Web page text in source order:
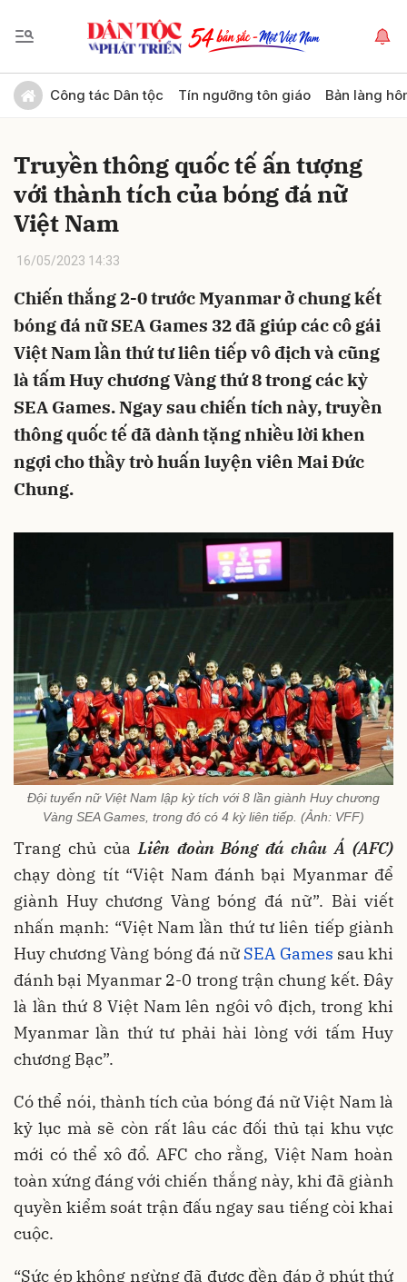
Công tác Dân tộc Tín ngưỡng tôn giáo Bản làng
Truyền thông quốc tế ấn tượng
với thành tích của bóng đá nữ
Việt Nam
16/05/2023 14:33
Chiến thắng 2-0 trước Myanmar ở chung kết
bóng đá nữ SEA Games 32 đã giúp các cô gái
Việt Nam lần thứ tư liên tiếp vô địch và cũng
là tấm Huy chương Vàng thứ 8 trong các kỳ
SEA Games. Ngay sau chiến tích này, truyền
thông quốc tế đã dành tặng nhiều lời khen
ngợi cho thầy trò huấn luyện viên Mai Đức
Chung.
Đội tuyển nữ Việt Nam lập kỳ tích với 8 lần giành Huy chương
Vàng SEA Games, trong đó có 4 kỳ liên tiếp. (Ảnh: VFF)
Trang chủ củaLiên đoàn Bóng đá châu Á (AFC)
chạy dòng tít “Việt Nam đánh bại Myanmar để
giành Huy chương Vàng bóng đá nữ”. Bài viết
nhấn mạnh: “Việt Nam lần thứ tư liên tiếp giành
Huy chương Vàng bóng đá nữ SEA Games sau khi
đánh bại Myanmar 2-0 trong trận chung kết. Đây
là lần thứ 8 Việt Nam lên ngôi vô địch, trong khi
Myanmar lần thứ tư phải hài lòng với tấm Huy
chương Bạc”.
Có thể nói, thành tích của bóng đá nữ Việt Nam là
kỷ lục mà sẽ còn rất lâu các đối thủ tại khu vực
mới có thể xô đổ. AFC cho rằng, Việt Nam hoàn
toàn xứng đáng với chiến thắng này, khi đã giành
quyền kiểm soát trận đấu ngay sau tiếng còi khai
cuộc.
“Sức ép không ngừng đã được đền đáp ở phút thứ
Gửi bình luận